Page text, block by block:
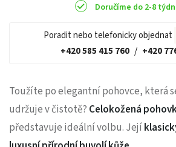
Doručíme do 2-8
Poradit nebo telefonicky objednat
+420 585 415 760 / +420
Toužíte po elegantní pohovce, která
udržuje v čistotě? Celokožená p
představuje ideální volbu. Její